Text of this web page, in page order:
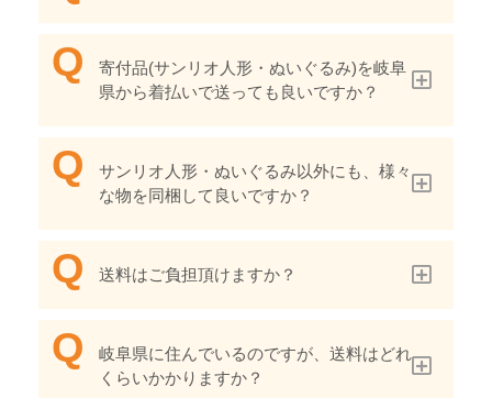
寄付品(サンリオ人形・ぬいぐるみ)を岐阜
県から着払いで送っても良いですか？
サンリオ人形・ぬいぐるみ以外にも、様々
な物を同梱して良いですか？
送料はご負担頂けますか？
岐阜県に住んでいるのですが、送料はどれ
くらいかかりますか？